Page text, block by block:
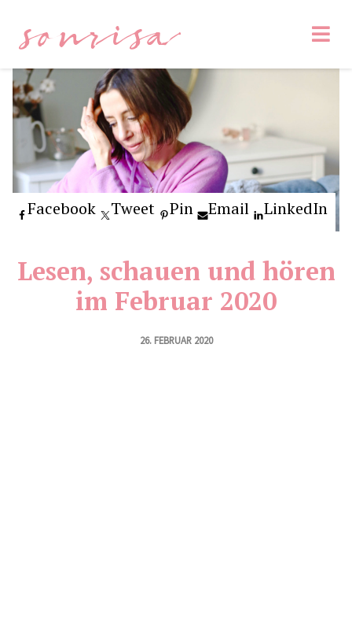
sonrisa
Facebook Tweet Pin Email LinkedIn
Lesen, schauen und hören
im Februar 2020
26. FEBRUAR 2020